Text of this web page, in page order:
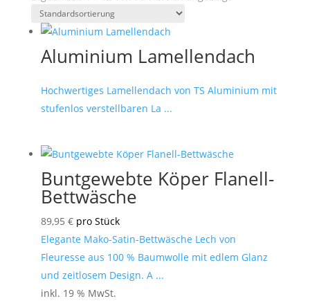
Aluminium Lamellendach
Hochwertiges Lamellendach von TS Aluminium mit
stufenlos verstellbaren La ...
Buntgewebte Köper Flanell-
Bettwäsche
89,95 € pro Stück
Elegante Mako-Satin-Bettwäsche Lech von
Fleuresse aus 100 % Baumwolle mit edlem Glanz
und zeitlosem Design. A ...
inkl. 19 % MwSt.